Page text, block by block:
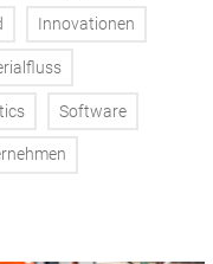
Innovationen
Software